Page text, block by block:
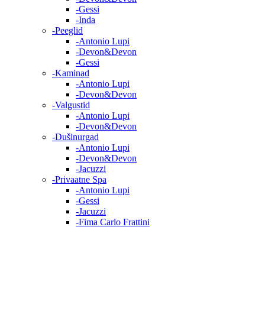
-Gessi
-Inda
-Peeglid
-Antonio Lupi
-Devon&Devon
-Gessi
-Kaminad
-Antonio Lupi
-Devon&Devon
-Valgustid
-Antonio Lupi
-Devon&Devon
-Dušinurgad
-Antonio Lupi
-Devon&Devon
-Jacuzzi
-Privaatne Spa
-Antonio Lupi
-Gessi
-Jacuzzi
-Fima Carlo Frattini